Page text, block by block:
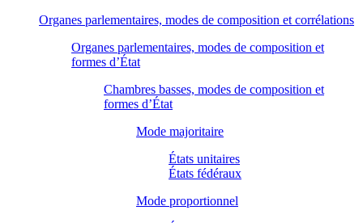
Organes parlementaires, modes de composition et corrélations
Organes parlementaires, modes de composition et
formes d’État
Chambres basses, modes de composition et
formes d’État
Mode majoritaire
États unitaires
États fédéraux
Mode proportionnel